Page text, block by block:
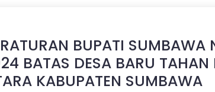
BUPATI
BATAS DESA BARU
KABUPATEN SUMBAWA